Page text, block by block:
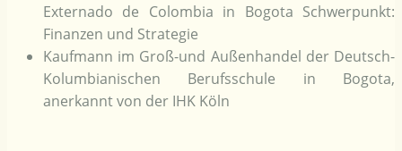
Externado de Colombia in Bogota Schwerpunkt:
Finanzen und Strategie
Kaufmann im Groß-und Außenhandel der Deutsch-
Kolumbianischen Berufsschule in Bogota,
anerkannt von der IHK Köln